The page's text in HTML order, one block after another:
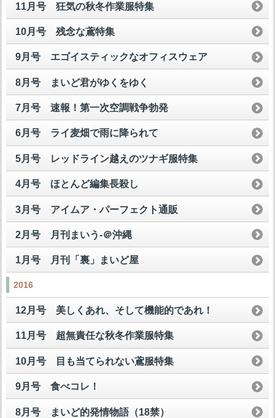
11月号 狂気の秋冬作業服特集
10月号 残念な鳶特集
9月号 エゴイスティックなオフィスウェア
8月号 まいど君がゆくをゆく
7月号 速報！第一次空調戦争勃発
6月号 ライ麦畑で雨に降られて
5月号 レッドライン越えのツナギ服特集
4月号 ほとんど編集長殺し
3月号 アイムア・パーフェクト通販
2月号 月刊まいう-＠沖縄
1月号 月刊「裏」まいど屋
2016
12月号 美しくあれ、そして機能的であれ！
11月号 超無責任な秋冬作業服特集
10月号 目も当てられない鳶服特集
9月号 食べコレ！
8月号 まいど的発情物語（18禁）